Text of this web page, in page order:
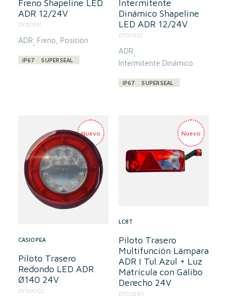
Freno Shapeline LED
ADR 12/24V
DY00391
ADR Freno Posición
IP67 SUPERSEAL
Intermitente
Dinámico Shapeline
LED ADR 12/24V
DY00392
ADR
Intermitente Dinámico
IP67 SUPERSEAL
CASIOPEA
Piloto Trasero
Redondo LED ADR
Ø140 24V
DY00002
LC8T
Piloto Trasero
Multifunción Lámpara
ADR I Tul.Azul + Luz
Matrícula con Gálibo
Derecho 24V
DY00390